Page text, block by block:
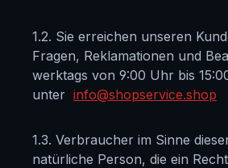
1.2. Sie erreichen unseren
Fragen, Reklamationen und
werktags von 9:00 Uhr bis
unter info@shopservice.shop
1.3. Verbraucher im Sinne
natürliche Person, die ein